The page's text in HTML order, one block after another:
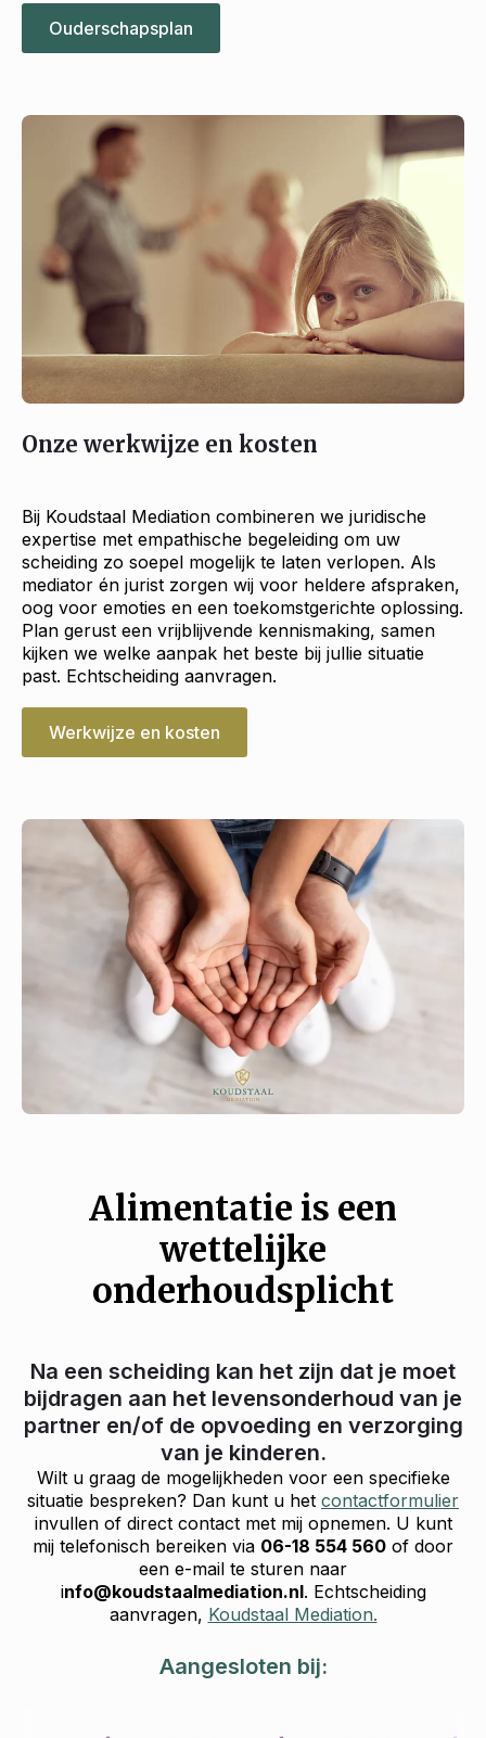
Ouderschapsplan
Onze werkwijze en kosten
Bij Koudstaal Mediation combineren we juridische
expertise met empathische begeleiding om uw
scheiding zo soepel mogelijk te laten verlopen. Als
mediator én jurist zorgen wij voor heldere afspraken,
oog voor emoties en een toekomstgerichte oplossing.
Plan gerust een vrijblijvende kennismaking, samen
kijken we welke aanpak het beste bij jullie situatie
past. Echtscheiding aanvragen.
Werkwijze en kosten
Alimentatie is een
wettelijke
onderhoudsplicht
Na een scheiding kan het zijn dat je moet
bijdragen aan het levensonderhoud van je
partner en/of de opvoeding en verzorging
van je kinderen.
Wilt u graag de mogelijkheden voor een specifieke
situatie bespreken? Dan kunt u het contactformulier
invullen of direct contact met mij opnemen. U kunt
mij telefonisch bereiken via 06-18 554 560 of door
een e-mail te sturen naar
info@koudstaalmediation.nl. Echtscheiding
aanvragen, Koudstaal Mediation.
Aangesloten bij: